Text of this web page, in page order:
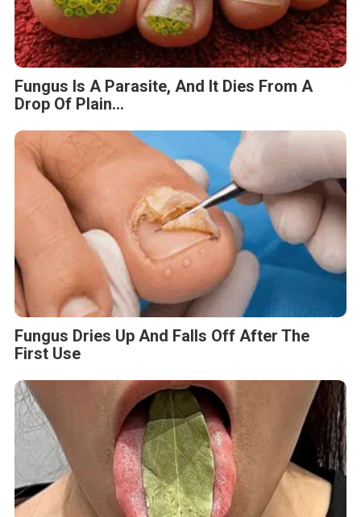
Fungus Is A Parasite, And It Dies From A
Drop Of Plain...
Fungus Dries Up And Falls Off After The
First Use